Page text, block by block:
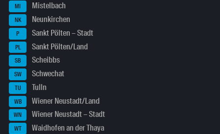
MI Mistelbach
NK Neunkirchen
P Sankt Pölten – Stadt
PL Sankt Pölten/Land
SB Scheibbs
SW Schwechat
TU Tulln
WB Wiener Neustadt/Land
WN Wiener Neustadt – Stadt
WT Waidhofen an der Thaya